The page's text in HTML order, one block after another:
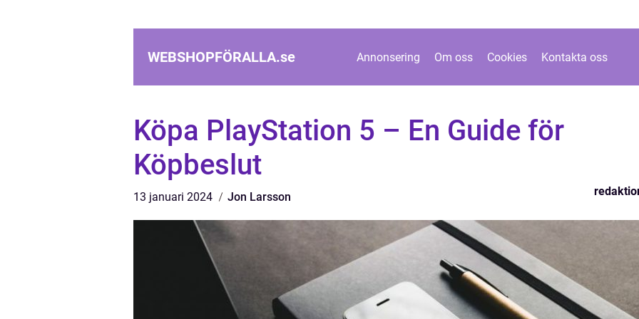
WEBSHOPFÖRALLA.se Annonsering Om oss Cookies Kontakta oss
Köpa PlayStation 5 – En Guide för
Köpbeslut
13 januari 2024 Jon Larsson